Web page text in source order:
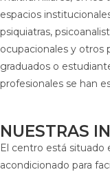
espacios
psiquiatras,
ocupacionales y otros
graduados o
profesionales se han
NUESTRAS
El centro está situado
acondicionado para